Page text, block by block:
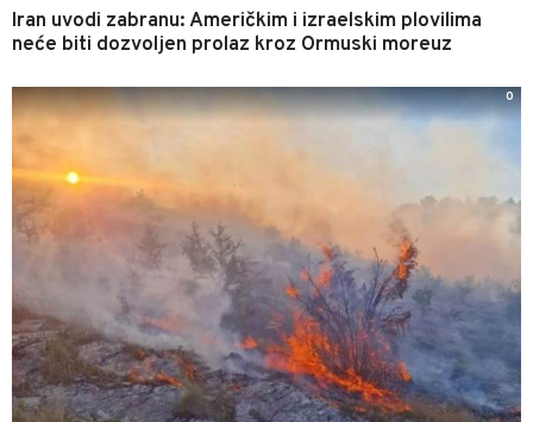
Iran uvodi zabranu: Američkim i izraelskim plovilima
neće biti dozvoljen prolaz kroz Ormuski moreuz
0